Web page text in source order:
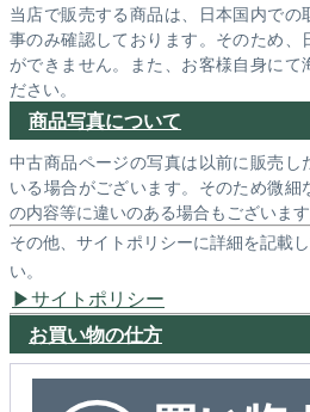
当店で販売する商品は、日本国内での
事のみ確認しております。そのため、
ができません。また、お客様自身にて
ださい。
商品写真について
中古商品ページの写真は以前に販売し
いる場合がございます。そのため微
の内容等に違いのある場合もございま
その他、サイトポリシーに詳細を記載
い。
サイトポリシー
お買い物の仕方